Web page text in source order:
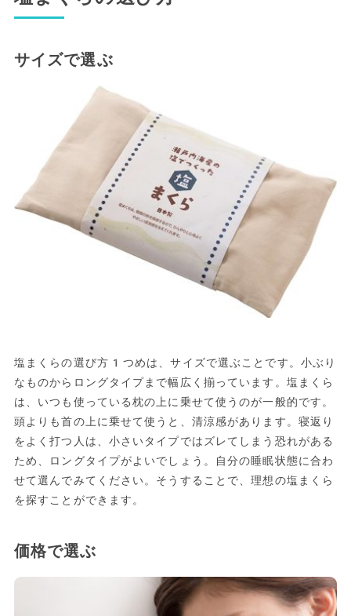
サイズで選ぶ
塩まくらの選び方1つめは、サイズで選ぶことです。小ぶり
なものからロングタイプまで幅広く揃っています。塩まくら
は、いつも使っている枕の上に乗せて使うのが一般的です。
頭よりも首の上に乗せて使うと、清涼感があります。寝返り
をよく打つ人は、小さいタイプではズレてしまう恐れがある
ため、ロングタイプがよいでしょう。自分の睡眠状態に合わ
せて選んでみてください。そうすることで、理想の塩まくら
を探すことができます。
価格で選ぶ